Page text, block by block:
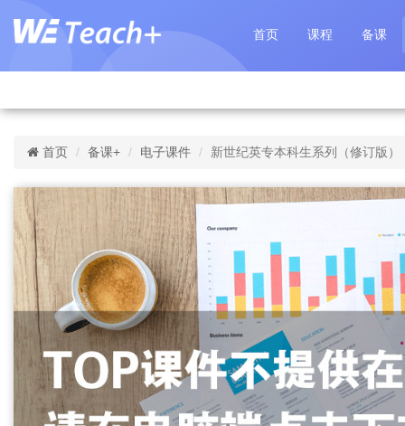
首页 课程 备课
首页 备课+ 电子课件 新世纪英专本科生系列（修订版